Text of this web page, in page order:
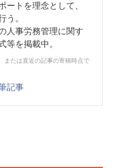
ートを理念として、
う。
人事労務管理に関す
等を掲載中。
または直近の記事の寄稿時点で
記事